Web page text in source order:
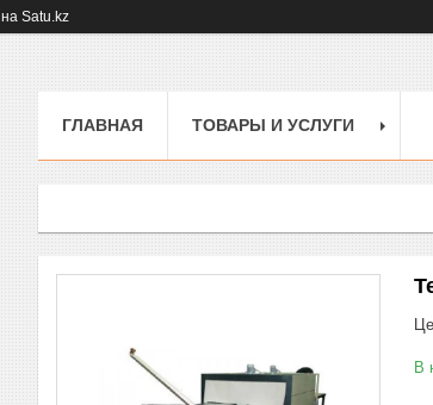
на Satu.kz
ГЛАВНАЯ ТОВАРЫ И УСЛУГИ
В